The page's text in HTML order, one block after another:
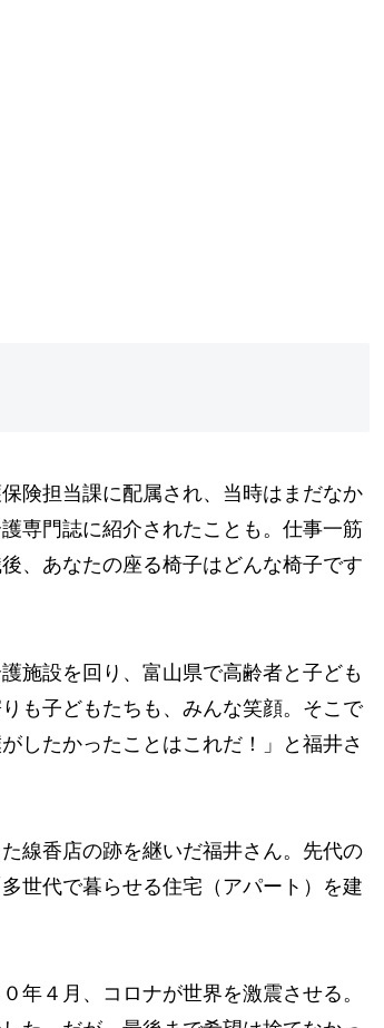
険担当課に配属され、当時はまだなか
専門誌に紹介されたことも。仕事一筋
、あなたの座る椅子はどんな椅子です
施設を回り、富山県で高齢者と子ども
も子どもたちも、みんな笑顔。そこで
したかったことはこれだ！」と福井さ
線香店の跡を継いだ福井さん。先代の
世代で暮らせる住宅（アパート）を建
４月、コロナが世界を激震させる。